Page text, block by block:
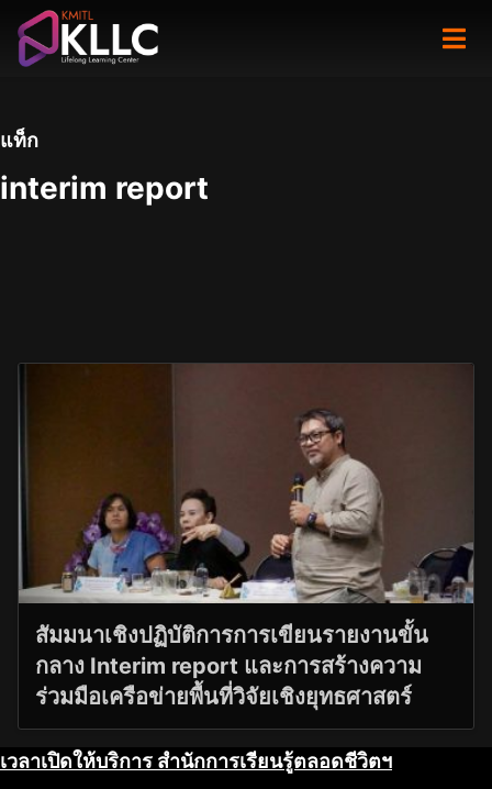
content
แท็ก
interim report
สัมมนาเชิงปฏิบัติการการเขียนรายงานขั้น
กลาง Interim report และการสร้างความ
ร่วมมือเครือข่ายพื้นที่วิจัยเชิงยุทธศาสตร์
เวลาเปิดให้บริการ สำนักการเรียนรู้ตลอดชีวิตฯ